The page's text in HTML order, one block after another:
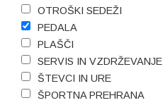
OTROŠKI SEDEŽI
PEDALA
PLAŠČI
SERVIS IN VZDRŽEVANJE
ŠTEVCI IN URE
ŠPORTNA PREHRANA